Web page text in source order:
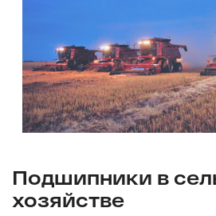
Подшипники в
хозяйстве